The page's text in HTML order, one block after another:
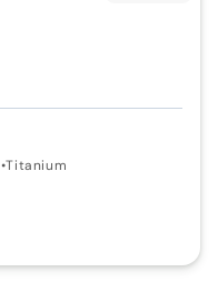
•Titanium